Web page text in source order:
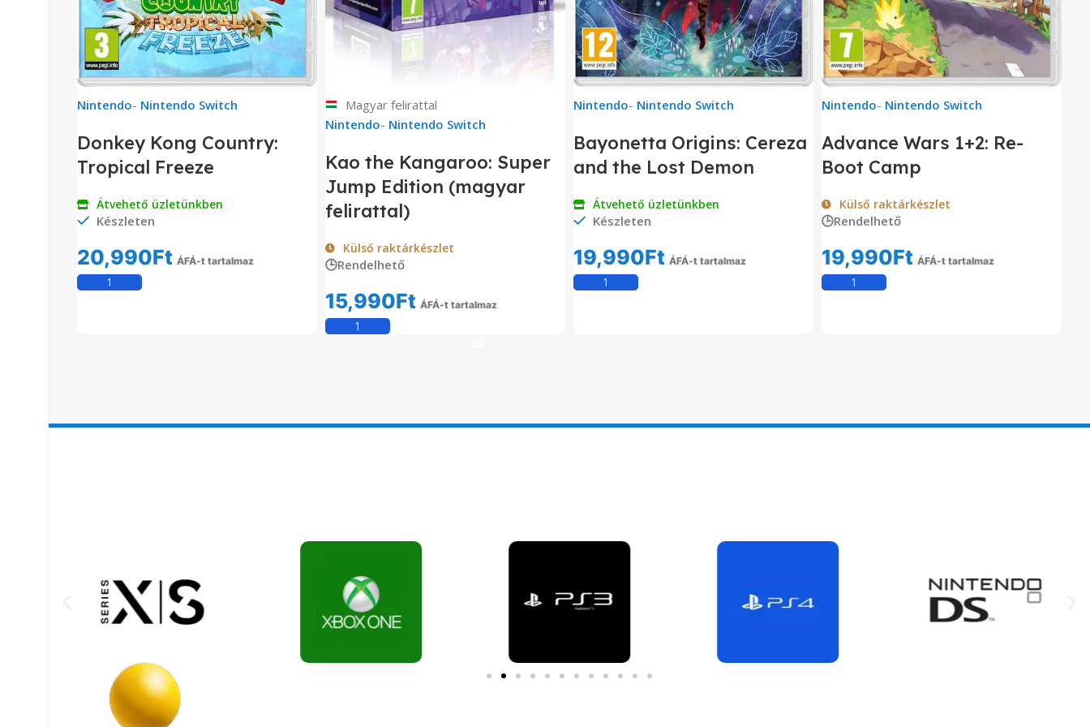
Nintendo- Nintendo Switch
Donkey Kong Country:
Tropical Freeze
Átvehető üzletünkben
Készleten
20,990Ft ÁFÁ-t tartalmaz
Magyar felirattal
Nintendo- Nintendo Switch
Kao the Kangaroo: Super
Jump Edition (magyar
felirattal)
Külső raktárkészlet
🕒Rendelhető
15,990Ft ÁFÁ-t tartalmaz
Nintendo- Nintendo Switch
Bayonetta Origins: Cereza
and the Lost Demon
Átvehető üzletünkben
Készleten
19,990Ft ÁFÁ-t tartalmaz
Nintendo- Nintendo Switch
Advance Wars 1+2: Re-
Boot Camp
Külső raktárkészlet
🕒Rendelhető
19,990Ft ÁFÁ-t tartalmaz